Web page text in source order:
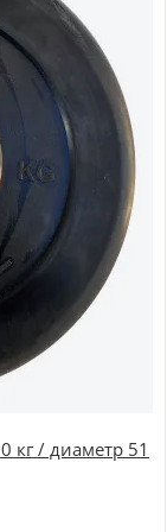
кг / диаметр 51